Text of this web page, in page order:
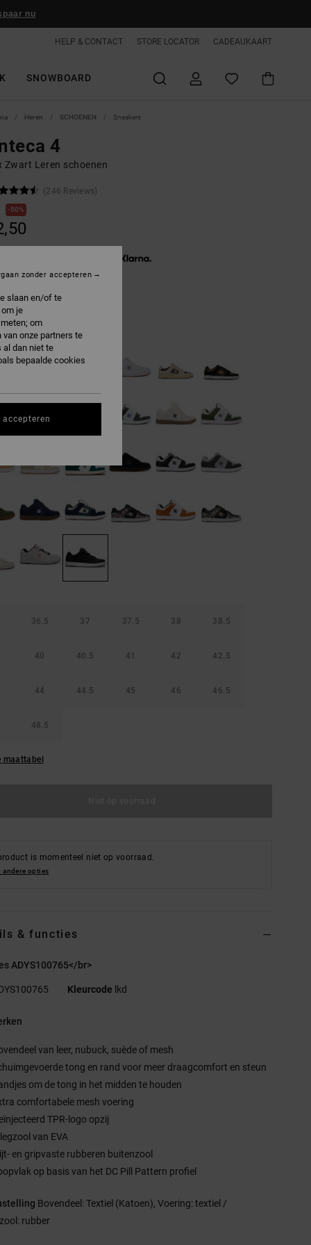
nu
HELP & CONTACT STORE LOCATOR CADEAUKAART
SNOWBOARD
Heren SCHOENEN Sneakers
4
Zwart Leren schoenen
(246 Reviews)
50%
Acid
36.5 37 37.5 38 38.5
40 40.5 41 42 42.5
44 44.5 45 46 46.5
48.5
maattabel
is momenteel niet op voorraad.
andere opties
& functies
ADYS100765</br>
Kleurcode lkd
van leer, nubuck, suède of mesh
tong en rand voor meer draagcomfort en steun
om de tong in het midden te houden
comfortabele mesh voering
TPR-logo opzij
van EVA
en gripvaste rubberen buitenzool
op basis van het DC Pill Pattern profiel
Bovendeel: Textiel (Katoen), Voering: textiel /
rubber
slaan en/of te
je
om
onze partners te
al dan niet te
bepaalde cookies
zonder accepteren
accepteren